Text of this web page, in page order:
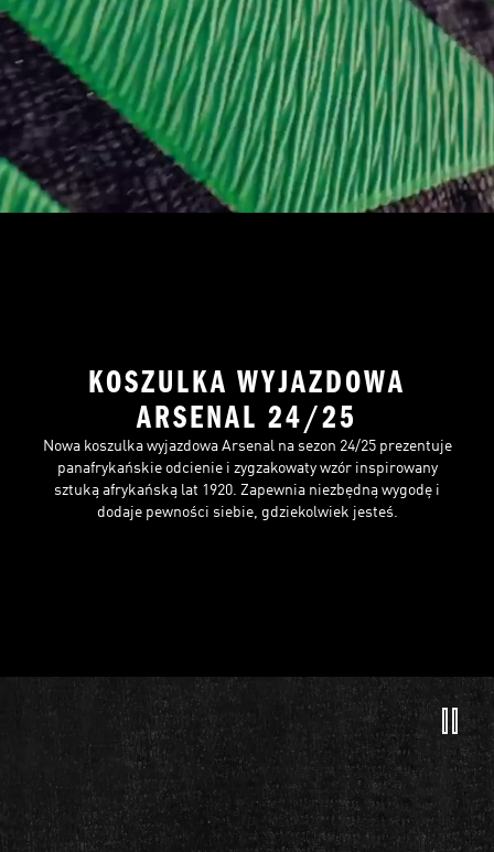
KOSZULKA WYJAZDOWA
ARSENAL 24/25
Nowa koszulka wyjazdowa Arsenal na sezon 24/25 prezentuje
panafrykańskie odcienie i zygzakowaty wzór inspirowany
sztuką afrykańską lat 1920. Zapewnia niezbędną wygodę i
dodaje pewności siebie, gdziekolwiek jesteś.